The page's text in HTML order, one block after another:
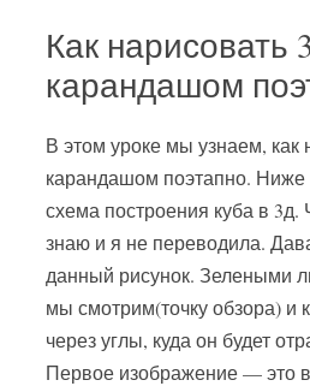
Как нарисовать
карандашом
В этом уроке мы узнаем, как
карандашом поэтапно. Ниже
схема построения куба в 3д.
знаю и я не переводила.
данный рисунок. Зелеными
мы смотрим(точку обзора) и
через углы, куда он будет
Первое изображение — это